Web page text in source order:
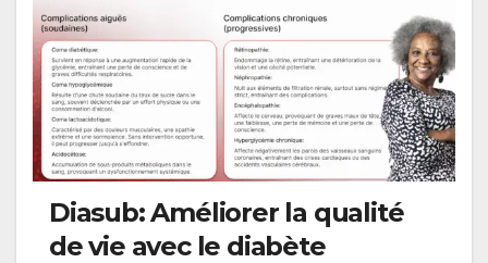
Diasub: Améliorer la qualité
de vie avec le diabète